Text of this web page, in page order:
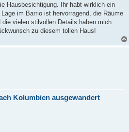
Hausbesichtigung. Ihr habt wirklich ein
im Barrio ist hervorragend, die Räume
die vielen stilvollen Details haben mich
zu diesem tollen Haus!
Kolumbien ausgewandert